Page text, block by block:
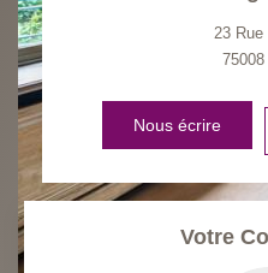
23 Rue
75008
Nous écrire
Votre